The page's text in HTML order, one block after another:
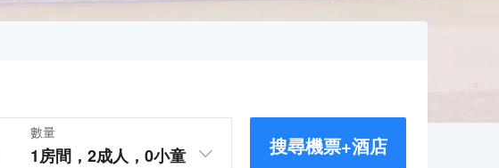
數量
1房間， 2成人， 0小童 搜尋機票+酒店